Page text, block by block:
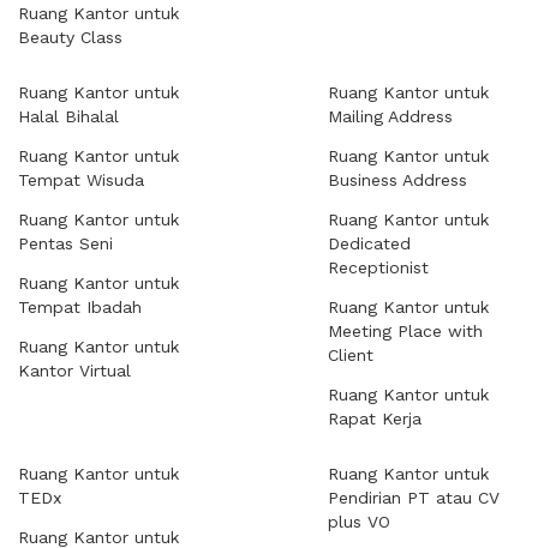
Ruang Kantor untuk
Beauty Class
Ruang Kantor untuk
Halal Bihalal
Ruang Kantor untuk
Tempat Wisuda
Ruang Kantor untuk
Pentas Seni
Ruang Kantor untuk
Tempat Ibadah
Ruang Kantor untuk
Kantor Virtual
Ruang Kantor untuk
Mailing Address
Ruang Kantor untuk
Business Address
Ruang Kantor untuk
Dedicated
Receptionist
Ruang Kantor untuk
Meeting Place with
Client
Ruang Kantor untuk
Rapat Kerja
Ruang Kantor untuk
TEDx
Ruang Kantor untuk
Ruang Kantor untuk
Pendirian PT atau CV
plus VO